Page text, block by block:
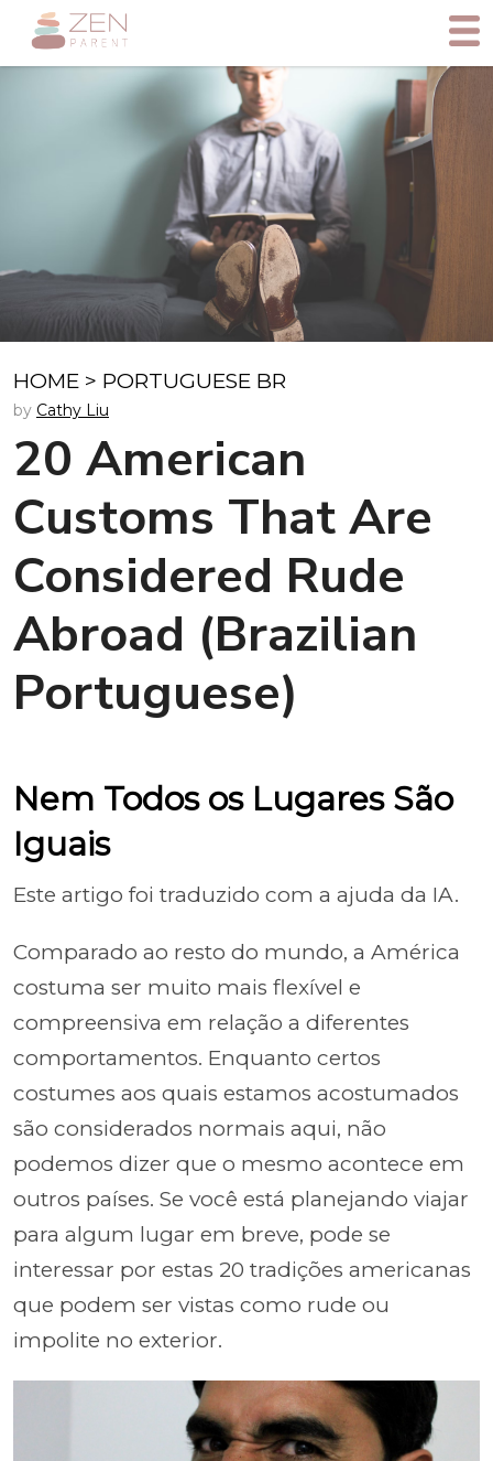
HOME > PORTUGUESE BR
by Cathy Liu
20 American
Customs That Are
Considered Rude
Abroad (Brazilian
Portuguese)
Nem Todos os Lugares São
Iguais
Este artigo foi traduzido com a ajuda da IA.
Comparado ao resto do mundo, a América
costuma ser muito mais flexível e
compreensiva em relação a diferentes
comportamentos. Enquanto certos
costumes aos quais estamos acostumados
são considerados normais aqui, não
podemos dizer que o mesmo acontece em
outros países. Se você está planejando viajar
para algum lugar em breve, pode se
interessar por estas 20 tradições americanas
que podem ser vistas como rude ou
impolite no exterior.